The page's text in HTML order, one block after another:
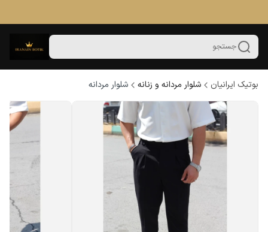
جستجو
بوتیک ایرانیان شلوار مردانه و زنانه شلوار مردانه